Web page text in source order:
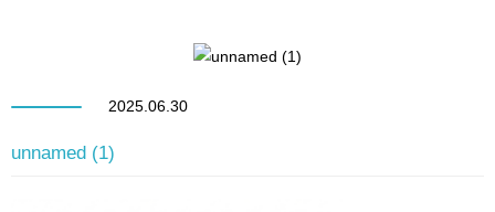
2025.06.30
unnamed (1)